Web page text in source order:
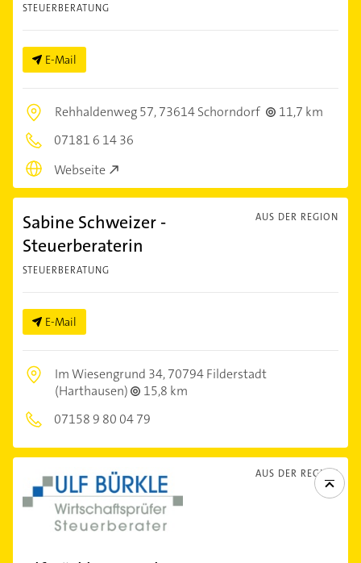
STEUERBERATUNG
E-Mail
Rehhaldenweg 57,73614 Schorndorf
11,7 km
07181 6 14 36
Webseite
AUS DER REGION
Sabine Schweizer -
Steuerberaterin
STEUERBERATUNG
E-Mail
Im Wiesengrund 34,70794 Filderstadt
(Harthausen)
15,8 km
07158 9 80 04 79
AUS DER REGION